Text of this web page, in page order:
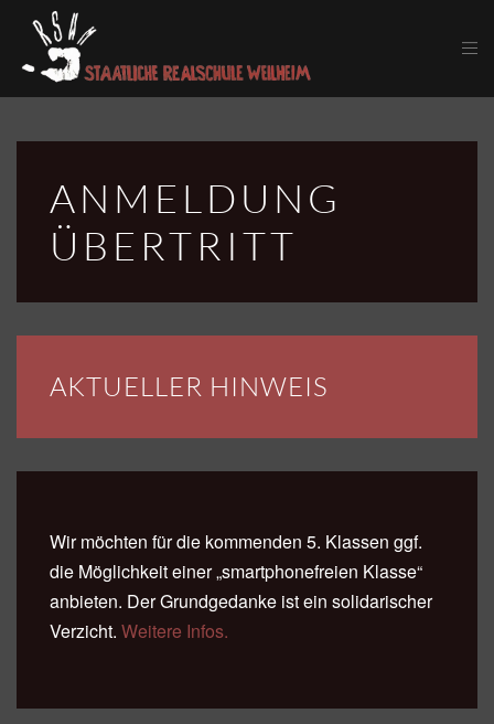
Skip to main content
ANMELDUNG
ÜBERTRITT
AKTUELLER HINWEIS
Wir möchten für die kommenden 5. Klassen ggf.
die Möglichkeit einer „smartphonefreien Klasse“
anbieten. Der Grundgedanke ist ein solidarischer
Verzicht. Weitere Infos.